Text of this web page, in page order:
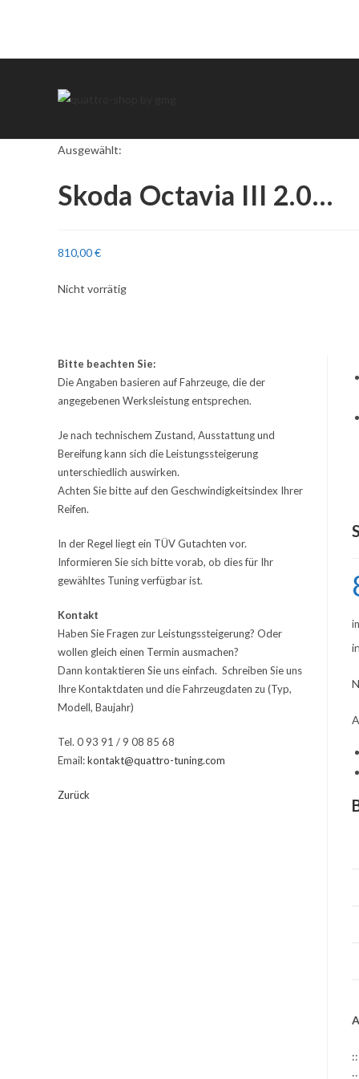
Ausgewählt:
Skoda Octavia III 2.0…
810,00€
Nicht vorrätig
Bitte beachten Sie:
Die Angaben basieren auf Fahrzeuge, die der
angegebenen Werksleistung entsprechen.
Je nach technischem Zustand, Ausstattung und
Bereifung kann sich die Leistungssteigerung
unterschiedlich auswirken.
Achten Sie bitte auf den Geschwindigkeitsindex Ihrer
Reifen.
In der Regel liegt ein TÜV Gutachten vor.
Informieren Sie sich bitte vorab, ob dies für Ihr
gewähltes Tuning verfügbar ist.
Kontakt
Haben Sie Fragen zur Leistungssteigerung? Oder
wollen gleich einen Termin ausmachen?
Dann kontaktieren Sie uns einfach. Schreiben Sie uns
Ihre Kontaktdaten und die Fahrzeugdaten zu (Typ,
Modell, Baujahr)
Tel. 0 93 91 / 9 08 85 68
Email:kontakt@quattro-tuning.com
Zurück